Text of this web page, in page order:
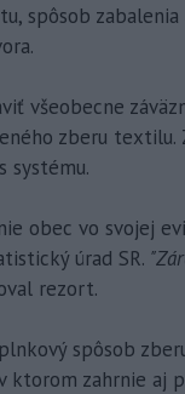
spôsob
všeobecne
zberu textilu.
systému.
obec vo svojej
úrad SR.
rezort.
spôsob
ktorom zahrnie aj